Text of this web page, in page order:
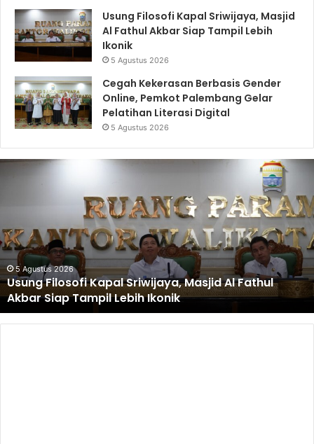
Usung Filosofi Kapal Sriwijaya, Masjid
Al Fathul Akbar Siap Tampil Lebih
Ikonik
5 Agustus 2026
Cegah Kekerasan Berbasis Gender
Online, Pemkot Palembang Gelar
Pelatihan Literasi Digital
5 Agustus 2026
Usung
Al
Fathul
Akbar
Siap
Tampil
Lebih
Ikonik
5 Agustus 2026
Usung Filosofi Kapal Sriwijaya, Masjid Al Fathul
Akbar Siap Tampil Lebih Ikonik